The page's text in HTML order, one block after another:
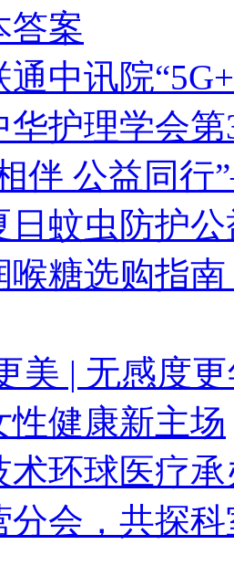
答案
通中讯院
华护理学会
伴 公益同
日蚊虫防护
喉糖选购指
美 | 无感度
性健康新主场
术环球医疗
分会，共探